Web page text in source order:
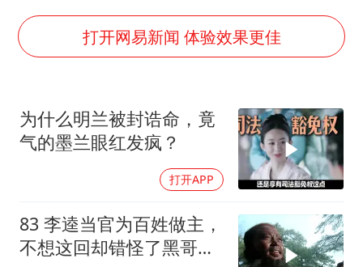
国乒男单横滨冠军赛全军覆没
胡彦斌韩磊 谁帮谁
胡彦斌获《歌手2026》歌王
我国外贸延续良好增长态势
“新疆阿勒泰八月能滑雪”不实
夯实基础开新局
打开网易新闻 体验效果更佳
为什么明兰被封诰命，竟
气的墨兰眼红发疯？
打开APP
83 李逵当官为百姓做主，
不想这回却错怪了黑哥要